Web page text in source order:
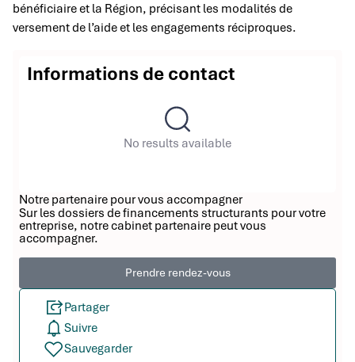
bénéficiaire et la Région, précisant les modalités de
versement de l’aide et les engagements réciproques.
Informations de contact
No results available
Notre partenaire pour vous accompagner
Sur les dossiers de financements structurants pour votre
entreprise, notre cabinet partenaire peut vous
accompagner.
Prendre rendez-vous
Partager
Suivre
Sauvegarder